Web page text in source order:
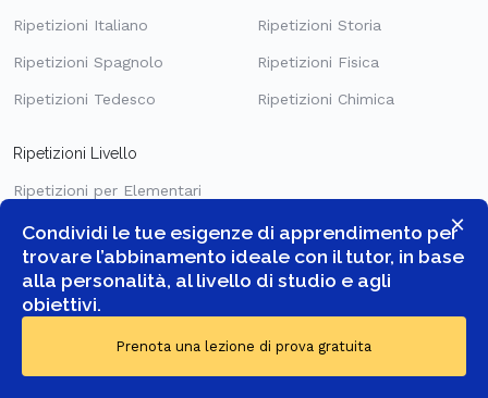
×
Condividi le tue esigenze di apprendimento per
trovare l’abbinamento ideale con il tutor, in base
alla personalità, al livello di studio e agli
obiettivi.
Prenota una lezione di prova gratuita
Ripetizioni Italiano
Ripetizioni Spagnolo
Ripetizioni Tedesco
Ripetizioni Storia
Ripetizioni Fisica
Ripetizioni Chimica
Ripetizioni Livello
Ripetizioni per Elementari
Ripetizioni per Medie
Ripetizioni per Superiori
Ripetizioni di Matematica
Superiori